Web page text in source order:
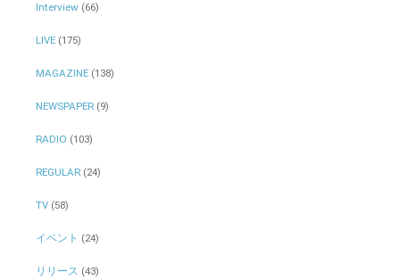
Interview(66)
LIVE(175)
MAGAZINE(138)
NEWSPAPER(9)
RADIO (103)
REGULAR(24)
TV(58)
イベント (24)
リリース (43)